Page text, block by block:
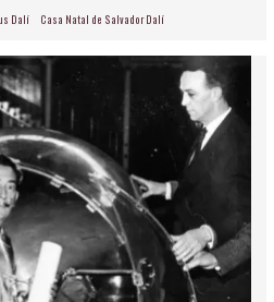
Dalí Casa Natal de Salvador Dalí